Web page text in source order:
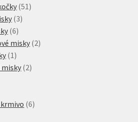
51 51
33
66
produktů
misky 22
1 1
produkt
misky 22
66